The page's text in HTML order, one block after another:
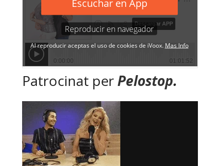
Patrocinat perPelostop.